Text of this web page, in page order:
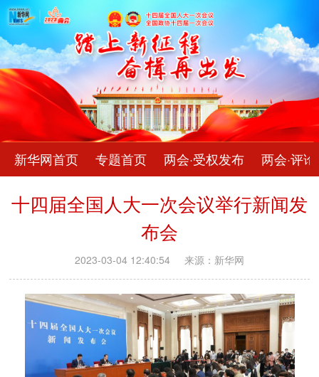
新华网首页 专题首页 两会·受权发布 两会·评论
十四届全国人大一次会议举行新闻发
布会
2023-03-04 12:40:54 来源：新华网